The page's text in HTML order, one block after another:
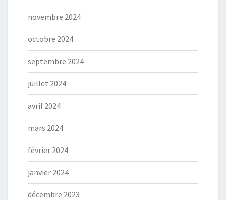
novembre 2024
octobre 2024
septembre 2024
juillet 2024
avril 2024
mars 2024
février 2024
janvier 2024
décembre 2023